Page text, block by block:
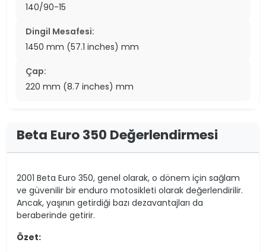
140/90-15
Dingil Mesafesi:
1450 mm (57.1 inches) mm
Çap:
220 mm (8.7 inches) mm
Beta Euro 350 Değerlendirmesi
2001 Beta Euro 350, genel olarak, o dönem için sağlam
ve güvenilir bir enduro motosikleti olarak değerlendirilir.
Ancak, yaşının getirdiği bazı dezavantajları da
beraberinde getirir.
Özet: